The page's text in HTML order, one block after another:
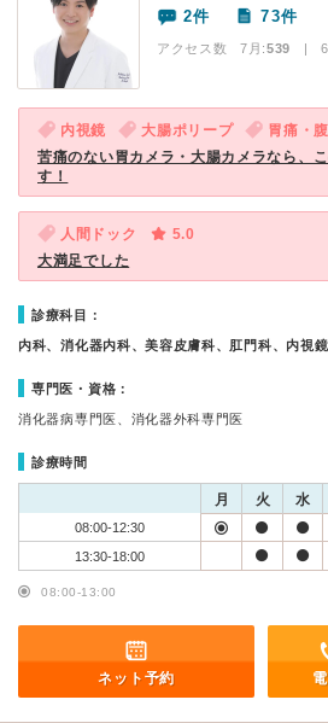
2件 73件
アクセス数 7月:539 | 6
内視鏡 大腸ポリープ 胃痛・
苦痛のない胃カメラ・大腸カメラなら、
す！
人間ドック
5.0
大満足でした
診療科目：
内科、消化器内科、美容皮膚科、肛門科、内視
専門医・資格：
消化器病専門医、消化器外科専門医
診療時間
月 火 水
08:00-12:30
13:30-18:00
08:00-13:00
ネット予約